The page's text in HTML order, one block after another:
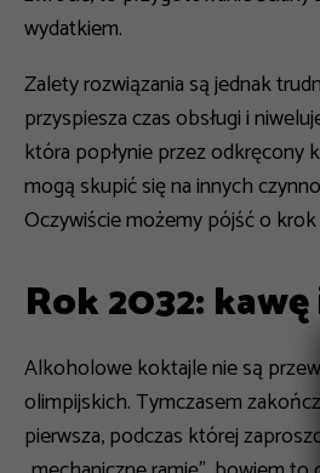
wydatkiem.
Zalety rozwiązania są jednak
przyspiesza czas obsługi i
która popłynie przez odkręcony
mogą skupić się na innych
Oczywiście możemy pójść o
Rok 2032:
Alkoholowe koktajle nie są
olimpijskich. Tymczasem
pierwsza, podczas której